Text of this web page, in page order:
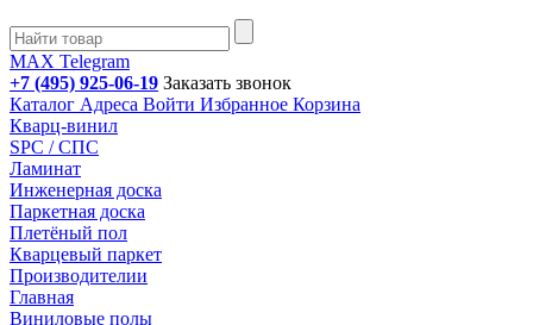
MAX Telegram
+7 (495) 925-06-19 Заказать звонок
Каталог Адреса Войти Избранное Корзина
Кварц-винил
SPC / СПС
Ламинат
Инженерная доска
Паркетная доска
Плетёный пол
Кварцевый паркет
Производителии
Главная
Виниловые полы